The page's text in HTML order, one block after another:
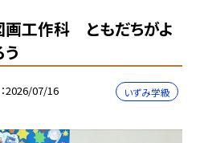
工作科 ともだちがよ
2026/07/16 いずみ学級